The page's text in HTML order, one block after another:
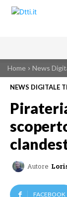
Home News
NEWS DIGITALE
Autore
FACEBOOK